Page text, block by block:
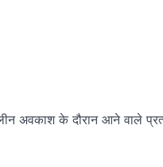
अवकाश के दौरान आने वाले